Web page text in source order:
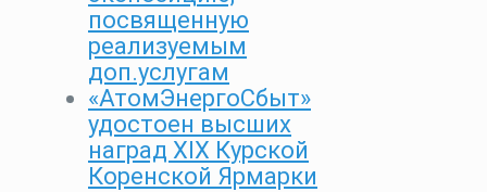
посвященную
реализуемым
доп.услугам
«АтомЭнергоСбыт»
удостоен высших
наград XIX Курской
Коренской Ярмарки